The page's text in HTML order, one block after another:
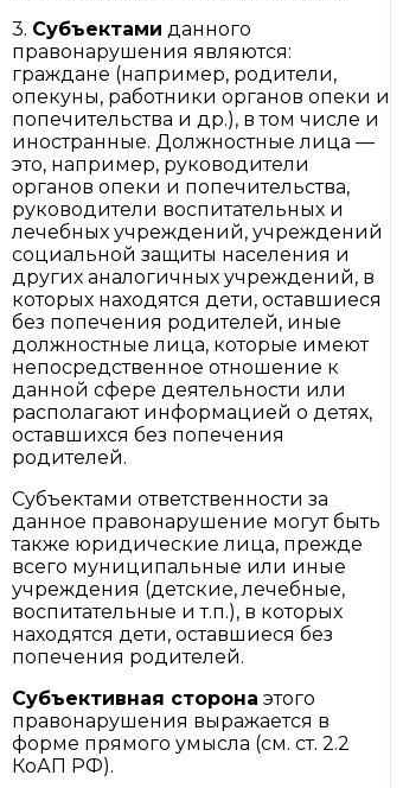
3. Субъектами данного
правонарушения являются:
граждане (например, родители,
опекуны, работники органов опеки и
попечительства и др.), в том числе и
иностранные. Должностные лица —
это, например, руководители
органов опеки и попечительства,
руководители воспитательных и
лечебных учреждений, учреждений
социальной защиты населения и
других аналогичных учреждений, в
которых находятся дети, оставшиеся
без попечения родителей, иные
должностные лица, которые имеют
непосредственное отношение к
данной сфере деятельности или
располагают информацией о детях,
оставшихся без попечения
родителей.
Субъектами ответственности за
данное правонарушение могут быть
также юридические лица, прежде
всего муниципальные или иные
учреждения (детские, лечебные,
воспитательные и т.п.), в которых
находятся дети, оставшиеся без
попечения родителей.
Субъективная сторона этого
правонарушения выражается в
форме прямого умысла (см. ст. 2.2
КоАП РФ).